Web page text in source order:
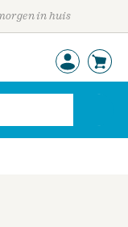
in huis